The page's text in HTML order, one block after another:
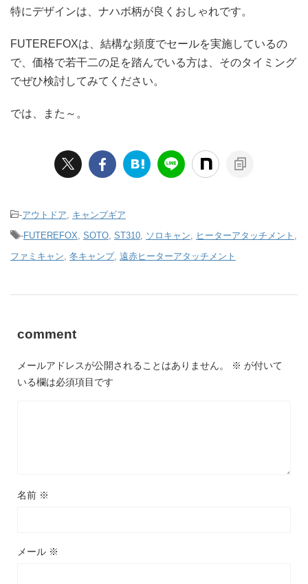
特にデザインは、ナハボ柄が良くおしゃれです。
FUTEREFOXは、結構な頻度でセールを実施しているの
で、価格で若干二の足を踏んでいる方は、そのタイミング
でぜひ検討してみてください。
では、また～。
-アウトドア, キャンプギア
-FUTEREFOX, SOTO, ST310, ソロキャン, ヒーターアタッチメント ,
ファミキャン, 冬キャンプ, 遠赤ヒーターアタッチメント
comment
メールアドレスが公開されることはありません。 ※ が付いて
いる欄は必須項目です
名前 ※
メール ※